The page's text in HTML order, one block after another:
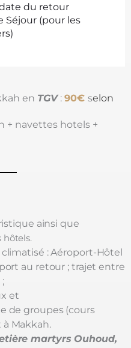
du retour
Séjour (pour les
en TGV: 90€ selon
+ navettes hotels +
ainsi que
hôtels.
: Aéroport-Hôtel
au retour ; trajet entre
et
de groupes (cours
Makkah.
martyrs Ouhoud,